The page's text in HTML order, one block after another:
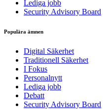
Lediga jobb
Security Advisory Board
Populära ämnen
Digital Säkerhet
Traditionell Säkerhet
I Fokus
Personalnytt
Lediga jobb
Debatt
Security Advisory Board